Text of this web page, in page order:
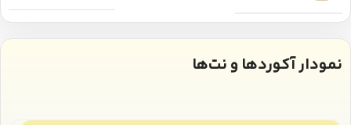
نمودار آکوردها و نت‌ها